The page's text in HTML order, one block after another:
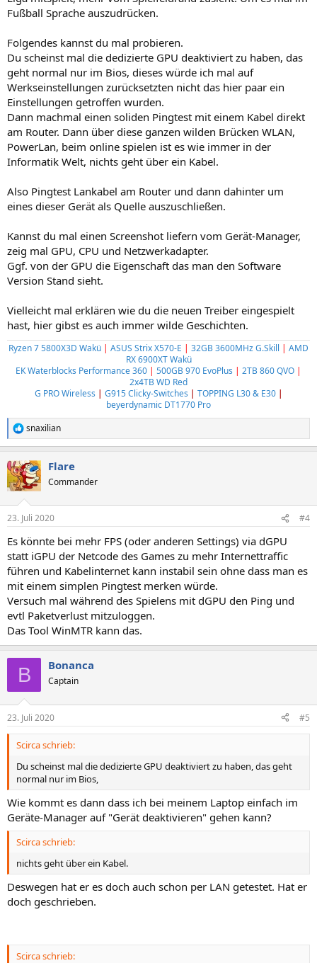
Fußball Sprache auszudrücken.
Folgendes kannst du mal probieren.
Du scheinst mal die dedizierte GPU deaktiviert zu haben, das
geht normal nur im Bios, dieses würde ich mal auf
Werkseinstellungen zurücksetzten nicht das hier paar ein
Einstellungen getroffen wurden.
Dann machmal einen soliden Pingtest mit einem Kabel direkt
am Router. Dann über diese ganzen wilden Brücken WLAN,
PowerLan, beim online spielen ist es wie immer in der
Informatik Welt, nichts geht über ein Kabel.
Also Pingtest Lankabel am Router und dann dahinter um
eines dieser Gerät als Quelle auszuschließen.
Kannst du mal einen Screenshot liefern vom Gerät-Manager,
zeig mal GPU, CPU und Netzwerkadapter.
Ggf. von der GPU die Eigenschaft das man den Software
Version Stand sieht.
Vielleicht mal erklären wie du die neuen Treiber eingespielt
hast, hier gibst es auch immer wilde Geschichten.
Ryzen 7 5800X3D Wakü | ASUS Strix X570-E | 32GB 3600MHz G.Skill | AMD
RX 6900XT Wakü
EK Waterblocks Performance 360 | 500GB 970 EvoPlus | 2TB 860 QVO |
2x4TB WD Red
G PRO Wireless | G915 Clicky-Switches | TOPPING L30 & E30 |
beyerdynamic DT1770 Pro
R
e
k
t
i
e
:
snaxilian
Flare
Commander
23. Juli 2020 #4
Es könnte bei mehr FPS (oder anderen Settings) via dGPU
statt iGPU der Netcode des Games zu mehr Internettraffic
führen und Kabelinternet kann instabil sein ohne dass man es
mit einem simplen Pingtest merken würde.
Versuch mal während des Spielens mit dGPU den Ping und
evtl Paketverlust mitzuloggen.
Das Tool WinMTR kann das.
B Bonanca
Captain
23. Juli 2020 #5
Scirca schrieb:
Du scheinst mal die dedizierte GPU deaktiviert zu haben, das geht
normal nur im Bios,
Wie kommt es dann dass ich bei meinem Laptop einfach im
Geräte-Manager auf "Gerät deaktivieren" gehen kann?
Scirca schrieb:
nichts geht über ein Kabel.
Deswegen hat er es doch auch schon per LAN getestet. Hat er
doch geschrieben.
Scirca schrieb: